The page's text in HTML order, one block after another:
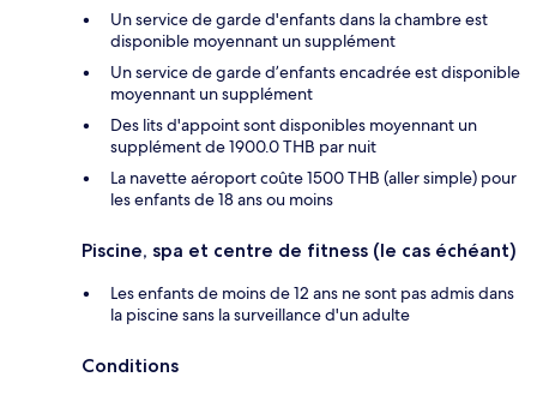
Un service de garde d'enfants dans la chambre est
disponible moyennant un supplément
Un service de garde d’enfants encadrée est disponible
moyennant un supplément
Des lits d'appoint sont disponibles moyennant un
supplément de 1900.0 THB par nuit
La navette aéroport coûte 1500 THB (aller simple) pour
les enfants de 18 ans ou moins
Piscine, spa et centre de fitness (le cas échéant)
Les enfants de moins de 12 ans ne sont pas admis dans
la piscine sans la surveillance d'un adulte
Conditions